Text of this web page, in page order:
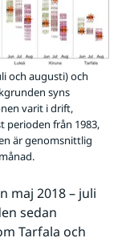
och augusti) och
syns
varit i drift,
perioden från 1983,
är genomsnittlig
maj 2018 – juli
sedan
Tarfala och